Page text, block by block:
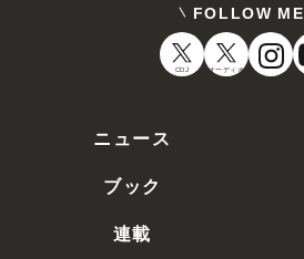
FOLLOW ME
CDJ オーディオ
ニュース
ブック
連載